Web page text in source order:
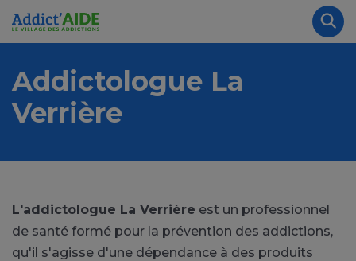
Aller au contenu principal
Addictologue La
Verrière
L'addictologue La Verrière est un professionnel
de santé formé pour la prévention des addictions,
qu'il s'agisse d'une dépendance à des produits
Panneau de gestion des cookies